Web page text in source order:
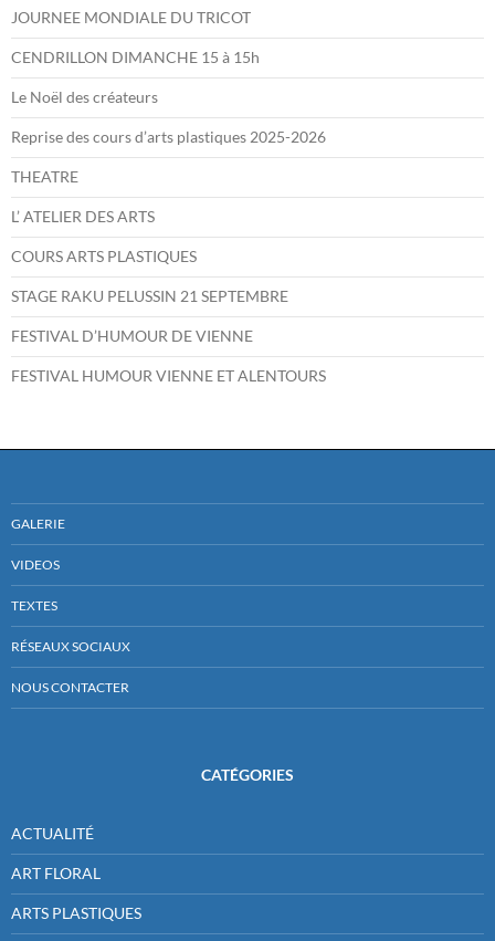
JOURNEE MONDIALE DU TRICOT
CENDRILLON DIMANCHE 15 à 15h
Le Noël des créateurs
Reprise des cours d’arts plastiques 2025-2026
THEATRE
L’ ATELIER DES ARTS
COURS ARTS PLASTIQUES
STAGE RAKU PELUSSIN 21 SEPTEMBRE
FESTIVAL D’HUMOUR DE VIENNE
FESTIVAL HUMOUR VIENNE ET ALENTOURS
GALERIE
VIDEOS
TEXTES
RÉSEAUX SOCIAUX
NOUS CONTACTER
CATÉGORIES
ACTUALITÉ
ART FLORAL
ARTS PLASTIQUES